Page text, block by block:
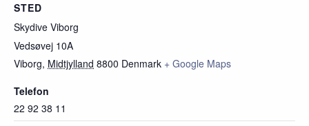
STED
Skydive Viborg
Vedsøvej 10A
Viborg, Midtjylland 8800 Denmark + Google Maps
Telefon
22 92 38 11